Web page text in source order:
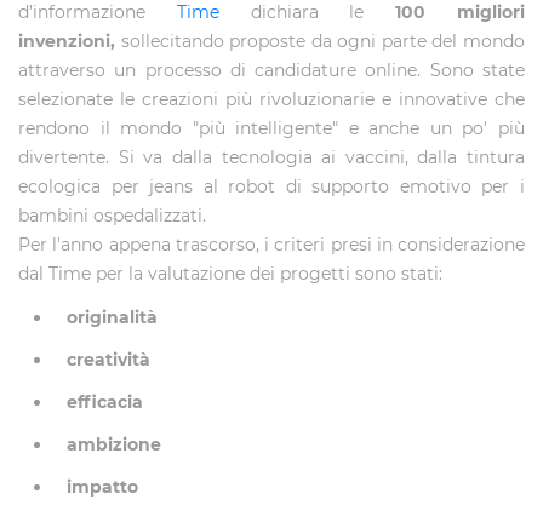
d’informazione Timedichiara le100 migliori
invenzioni, sollecitando proposte da ogni parte del mondo
attraverso un processo di candidature online. Sono state
selezionate le creazioni più rivoluzionarie e innovative che
rendono il mondo "più intelligente" e anche un po' più
divertente. Si va dalla tecnologia ai vaccini, dalla tintura
ecologica per jeans al robot di supporto emotivo per i
bambini ospedalizzati.
Per l'anno appena trascorso, i criteri presi in considerazione
dal Time per la valutazione dei progetti sono stati:
originalità
creatività
efficacia
ambizione
impatto